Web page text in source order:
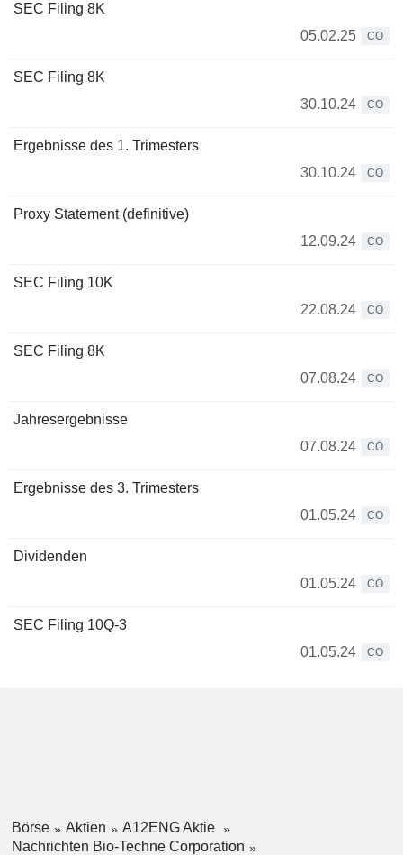
SEC Filing 8K
05.02.25
CO
SEC Filing 8K
30.10.24
CO
Ergebnisse des 1. Trimesters
30.10.24
CO
Proxy Statement (definitive)
12.09.24
CO
SEC Filing 10K
22.08.24
CO
SEC Filing 8K
07.08.24
CO
Jahresergebnisse
07.08.24
CO
Ergebnisse des 3. Trimesters
01.05.24
CO
Dividenden
01.05.24
CO
SEC Filing 10Q-3
01.05.24
CO
Börse Aktien
A12ENG Aktie
Nachrichten Bio-Techne Corporation